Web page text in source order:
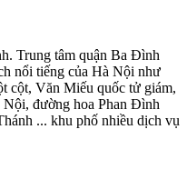
Trung tâm quận Ba Đình
nổi tiếng của Hà Nội như
cột, Văn Miếu quốc tử giám,
đường hoa Phan Đình
... khu phố nhiều dịch vụ